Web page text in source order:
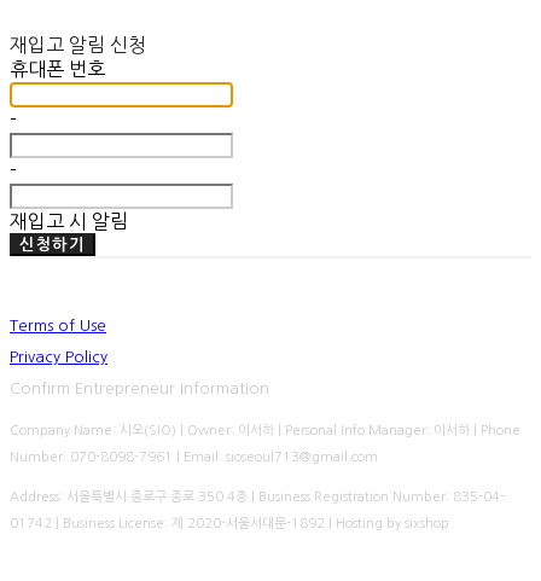
재입고 알림 신청
휴대폰 번호
-
-
재입고 시 알림
신청하기
Terms of Use
Privacy Policy
Confirm Entrepreneur Information
Company Name: 시오(SIO) | Owner: 이서하 | Personal Info Manager: 이서하 | Phone
Number: 070-8098-7961 | Email: sioseoul713@gmail.com
Address: 서울특별시 종로구 종로 350 4층 | Business Registration Number: 835-04-
01742 | Business License: 제 2020-서울서대문-1892 | Hosting by sixshop